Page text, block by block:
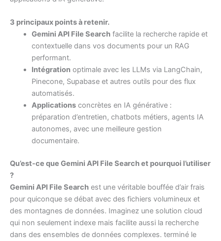
3 principaux points à retenir.
Gemini API File Searchfacilite la recherche rapide et
contextuelle dans vos documents pour un RAG
performant.
Intégrationoptimale avec les LLMs via LangChain,
Pinecone, Supabase et autres outils pour des flux
automatisés.
Applicationsconcrètes en IA générative :
préparation d’entretien, chatbots métiers, agents IA
autonomes, avec une meilleure gestion
documentaire.
Qu’est-ce que Gemini API File Search et pourquoi l’utiliser
?
Gemini API File Search est une véritable bouffée d’air frais
pour quiconque se débat avec des fichiers volumineux et
des montagnes de données. Imaginez une solution cloud
qui non seulement indexe mais facilite aussi la recherche
dans des ensembles de données complexes. terminé le